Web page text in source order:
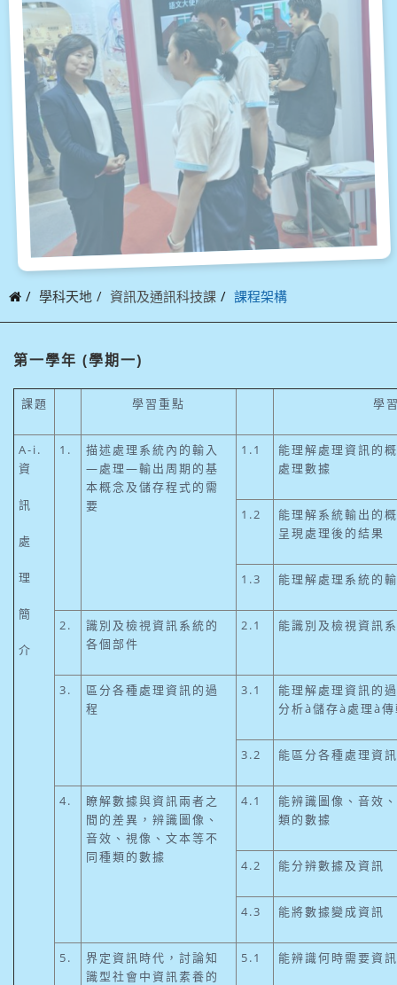
學科天地 資訊及通訊科技課 課程架構
第一學年 (學期一)
課題 學習重點 學
A-i.
資
訊
處
理
簡
介
1.
描述處理系統內的輸入
—處理—輸出周期的基
本概念及儲存程式的需
要
1.1
能理解處理資訊的
處理數據
1.2
能理解系統輸出的
呈現處理後的結果
1.3 能理解處理系統的
2.
識別及檢視資訊系統的
各個部件
2.1 能識別及檢視資訊
3.
區分各種處理資訊的過
程
3.1
能理解處理資訊的
分析à儲存à處理à
3.2 能區分各種處理資
4.
瞭解數據與資訊兩者之
間的差異，辨識圖像、
音效、視像、文本等不
同種類的數據
4.1
能辨識圖像、音效
類的數據
4.2 能分辨數據及資訊
4.3 能將數據變成資訊
5.
界定資訊時代，討論知
識型社會中資訊素養的
5.1 能辨識何時需要資訊